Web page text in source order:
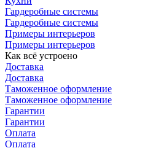
Гардеробные системы
Гардеробные системы
Примеры интерьеров
Примеры интерьеров
Как всё устроено
Доставка
Доставка
Таможенное оформление
Таможенное оформление
Гарантии
Гарантии
Оплата
Оплата